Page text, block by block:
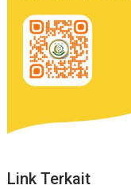
Link Terkait